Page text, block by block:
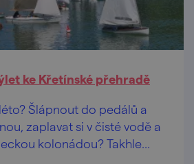
ke Křetínské přehradě
Šlápnout do pedálů a
zaplavat si v čisté vodě a
kolonádou? Takhle